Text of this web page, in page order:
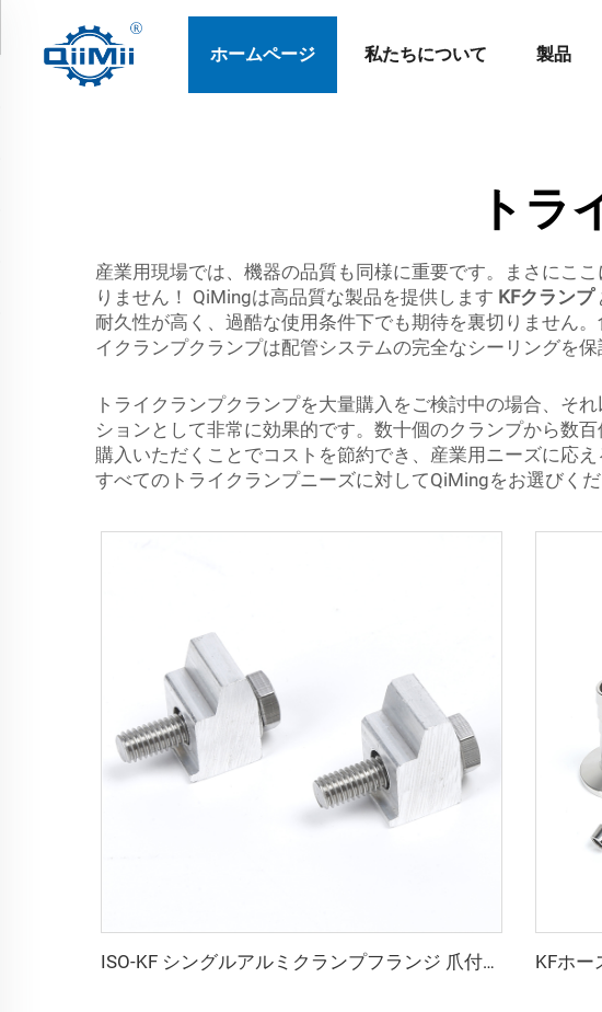
ホームページ 私たちについて 製品
トラ
産業用現場では、機器の品質も同様に重要です。まさにこ
りません！ QiMingは高品質な製品を提供します KFクランプ
耐久性が高く、過酷な使用条件下でも期待を裏切りません
イクランプクランプは配管システムの完全なシーリングを保
トライクランプクランプを大量購入をご検討中の場合、そ
ションとして非常に効果的です。数十個のクランプから数
購入いただくことでコストを節約でき、産業用ニーズに応
すべてのトライクランプニーズに対してQiMingをお選びくだ
ISO-KF シングルアルミクランプフランジ 爪付き M6 真空片側継手 KF10-50 高品質真空クランプ NW16-50